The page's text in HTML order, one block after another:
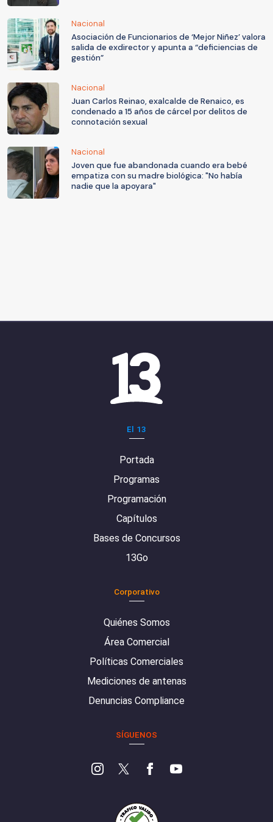
Nacional
Asociación de Funcionarios de ‘Mejor Niñez’ valora
salida de exdirector y apunta a “deficiencias de
gestión”
Nacional
Juan Carlos Reinao, exalcalde de Renaico, es
condenado a 15 años de cárcel por delitos de
connotación sexual
Nacional
Joven que fue abandonada cuando era bebé
empatiza con su madre biológica: "No había
nadie que la apoyara"
El 13
Portada
Programas
Programación
Capítulos
Bases de Concursos
13Go
Corporativo
Quiénes Somos
Área Comercial
Políticas Comerciales
Mediciones de antenas
Denuncias Compliance
SÍGUENOS